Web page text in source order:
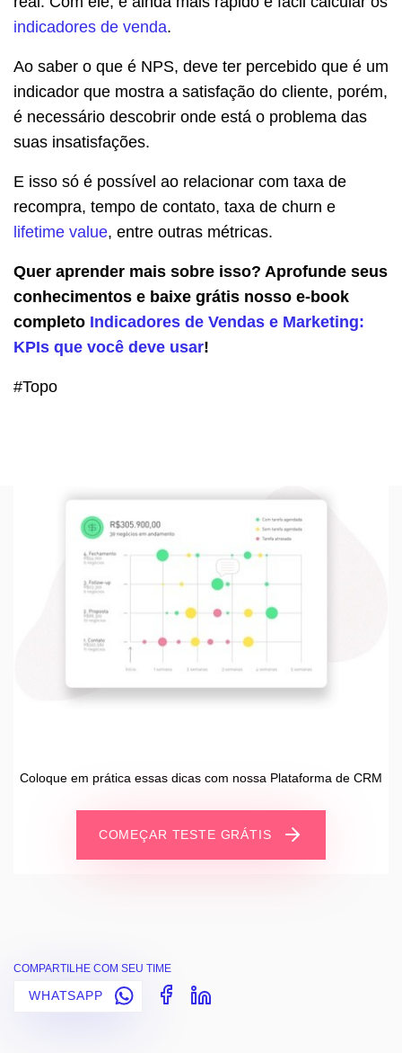
indicadores de venda.
Ao saber o que é NPS, deve ter percebido que é um
indicador que mostra a satisfação do cliente, porém,
é necessário descobrir onde está o problema das
suas insatisfações.
E isso só é possível ao relacionar com taxa de
recompra, tempo de contato, taxa de churn e
lifetime value, entre outras métricas.
Quer aprender mais sobre isso? Aprofunde seus
conhecimentos e baixe grátis nosso e-book
completo Indicadores de Vendas e Marketing:
KPIs que você deve usar!
#Topo
Coloque em prática essas dicas com nossa Plataforma de CRM
COMEÇAR TESTE GRÁTIS
COMPARTILHE COM SEU TIME
WHATSAPP